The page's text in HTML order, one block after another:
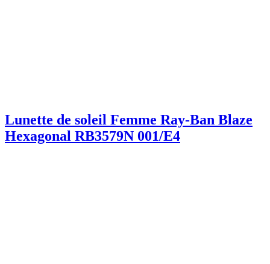
Lunette de soleil Femme Ray-Ban Blaze
Hexagonal RB3579N 001/E4